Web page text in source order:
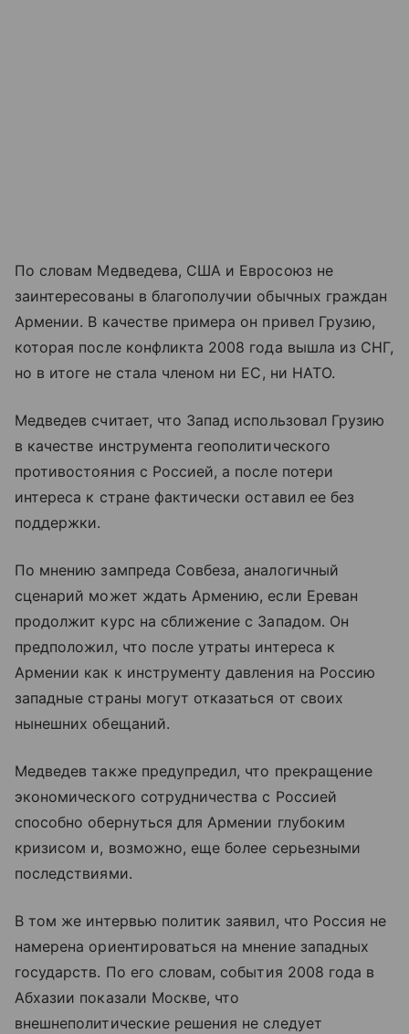
По словам Медведева, США и Евросоюз не
заинтересованы в благополучии обычных граждан
Армении. В качестве примера он привел Грузию,
которая после конфликта 2008 года вышла из СНГ,
но в итоге не стала членом ни ЕС, ни НАТО.
Медведев считает, что Запад использовал Грузию
в качестве инструмента геополитического
противостояния с Россией, а после потери
интереса к стране фактически оставил ее без
поддержки.
По мнению зампреда Совбеза, аналогичный
сценарий может ждать Армению, если Ереван
продолжит курс на сближение с Западом. Он
предположил, что после утраты интереса к
Армении как к инструменту давления на Россию
западные страны могут отказаться от своих
нынешних обещаний.
Медведев также предупредил, что прекращение
экономического сотрудничества с Россией
способно обернуться для Армении глубоким
кризисом и, возможно, еще более серьезными
последствиями.
В том же интервью политик заявил, что Россия не
намерена ориентироваться на мнение западных
государств. По его словам, события 2008 года в
Абхазии показали Москве, что
внешнеполитические решения не следует